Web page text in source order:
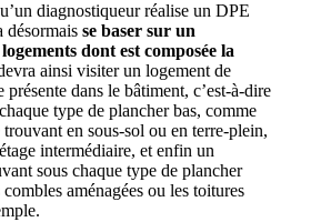
diagnostiqueur réalise un DPE
se baser sur un
dont est composée la
ainsi visiter un logement de
présente dans le bâtiment, c’est-à-dire
type de plancher bas, comme
trouvant en sous-sol ou en terre-plein,
intermédiaire, et enfin un
sous chaque type de plancher
aménagées ou les toitures